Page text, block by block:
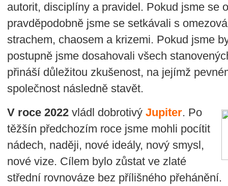
autorit, disciplíny a pravidel. Pokud jsme se
pravděpodobně jsme se setkávali s
strachem, chaosem a krizemi. Pokud jsme
postupně jsme dosahovali všech
přináší důležitou zkušenost, na jejímž
společnost následně stavět.
V roce 2022 vládl dobrotivý Jupiter. Po
těžšín předchozím roce jsme mohli pocítit
nádech, naději, nové ideály, nový smysl,
nové vize. Cílem bylo zůstat ve zlaté
střední rovnováze bez přílišného přehánění.